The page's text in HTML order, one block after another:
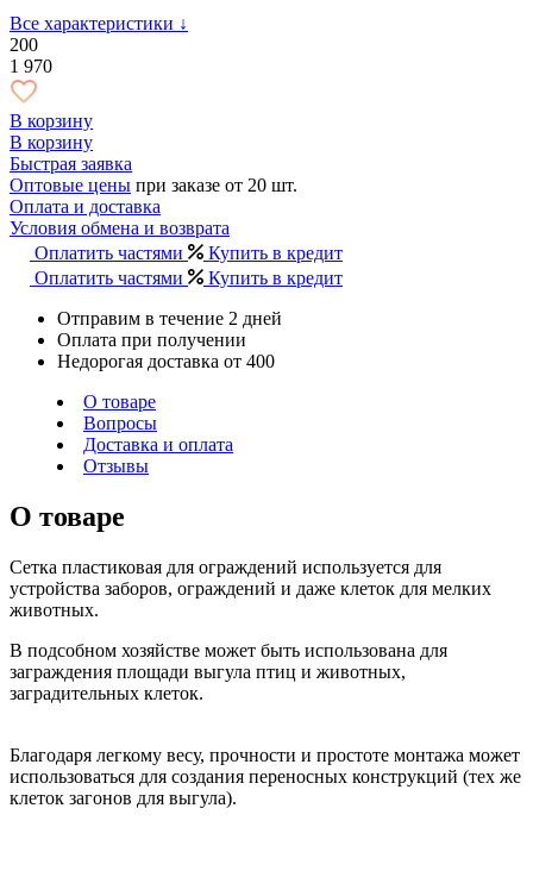
Все характеристики ↓
200
1 970
В корзину
В корзину
Быстрая заявка
Оптовые цены при заказе от 20 шт.
Оплата и доставка
Условия обмена и возврата
Оплатить частями
Купить в кредит
Оплатить частями
Купить в кредит
Отправим в течение 2 дней
Оплата при получении
Недорогая доставка от 400
О товаре
Вопросы
Доставка и оплата
Отзывы
О товаре
Сетка пластиковая для ограждений используется для
устройства заборов, ограждений и даже клеток для мелких
животных.
В подсобном хозяйстве может быть использована для
заграждения площади выгула птиц и животных,
заградительных клеток.
Благодаря легкому весу, прочности и простоте монтажа может
использоваться для создания переносных конструкций (тех же
клеток загонов для выгула).